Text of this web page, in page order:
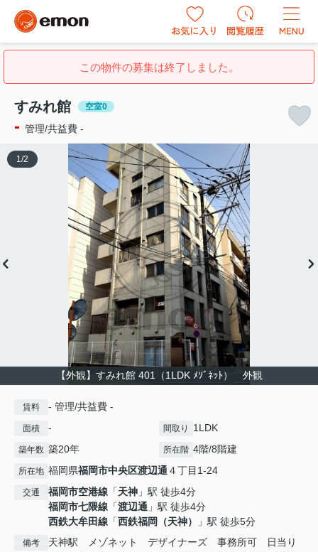
この物件の募集は終了しました。
すみれ館 空室0
- 管理/共益費 -
【外観】すみれ館 401（1LDK ﾒｿﾞﾈｯﾄ） 外観
1 /2
賃料 - 管理/共益費 -
面積 - 間取り 1LDK
築年数 築20年 所在階 4階/8階建
所在地 福岡県福岡市中央区渡辺通 ４丁目1-24
交通 福岡市空港線 「天神 」駅 徒歩4分
福岡市七隈線 「渡辺通 」駅 徒歩4分
西鉄大牟田線 「西鉄福岡（天神） 」駅 徒歩5分
備考
天神駅 メゾネット デザイナーズ 事務所可 日当り